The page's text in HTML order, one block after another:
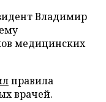
Владимир
медицинских
правила
врачей.